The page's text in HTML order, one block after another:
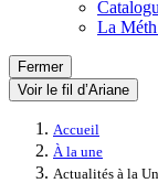
La
Fermer
Voir le fil d’Ariane
Accueil
À la une
Actualités à la